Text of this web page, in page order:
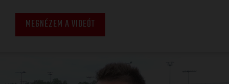
MEGNÉZEM A VIDEÓT